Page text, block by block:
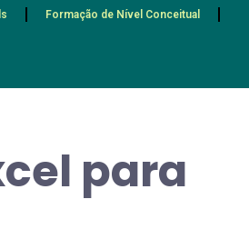
Formação de Nível Conceitual
para